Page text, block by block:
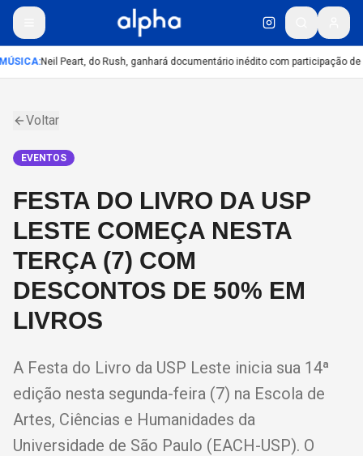
:Neil Peart, do Rush, ganhará documentário inédito com participação de
Voltar
EVENTOS
FESTA DO LIVRO DA USP
LESTE COMEÇA NESTA
TERÇA (7) COM
DESCONTOS DE 50% EM
LIVROS
A Festa do Livro da USP Leste inicia sua 14ª
edição nesta segunda-feira (7) na Escola de
Artes, Ciências e Humanidades da
Universidade de São Paulo (EACH-USP). O